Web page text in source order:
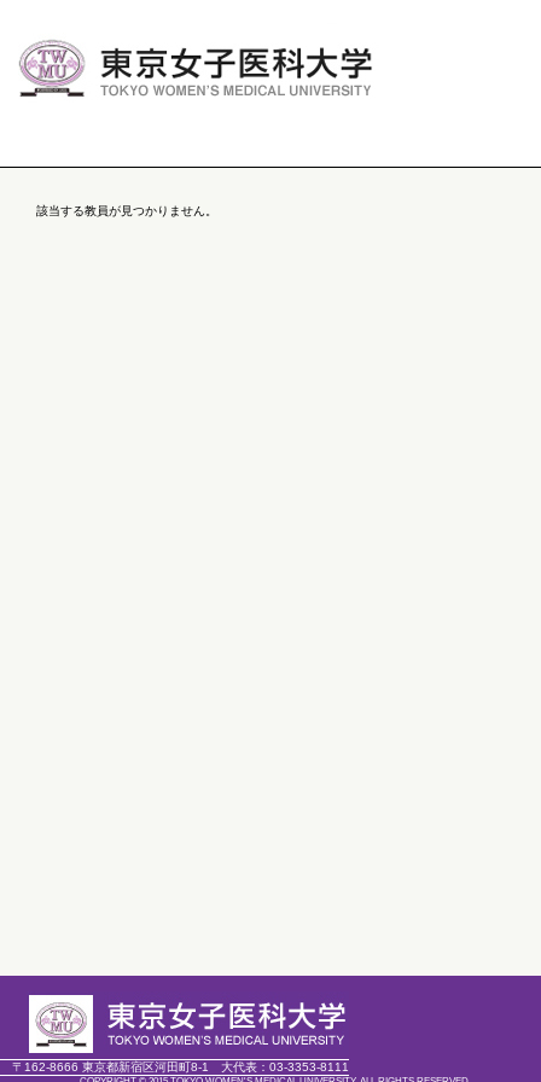
該当する教員が見つかりません。
〒162-8666 東京都新宿区河田町8-1 大代表： 03-3353-8111